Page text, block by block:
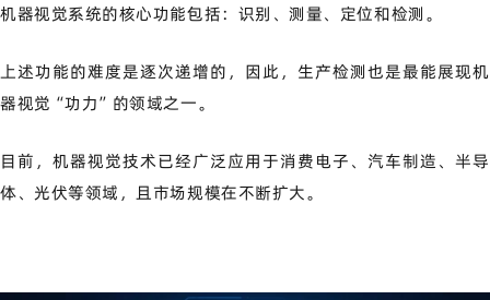
机器视觉系统的核心功能包括：识别、测量、定位和检测。
上述功能的难度是逐次递增的，因此，生产检测也是最能展现机
器视觉“功力”的领域之一。
目前，机器视觉技术已经广泛应用于消费电子、汽车制造、半导
体、光伏等领域，且市场规模在不断扩大。